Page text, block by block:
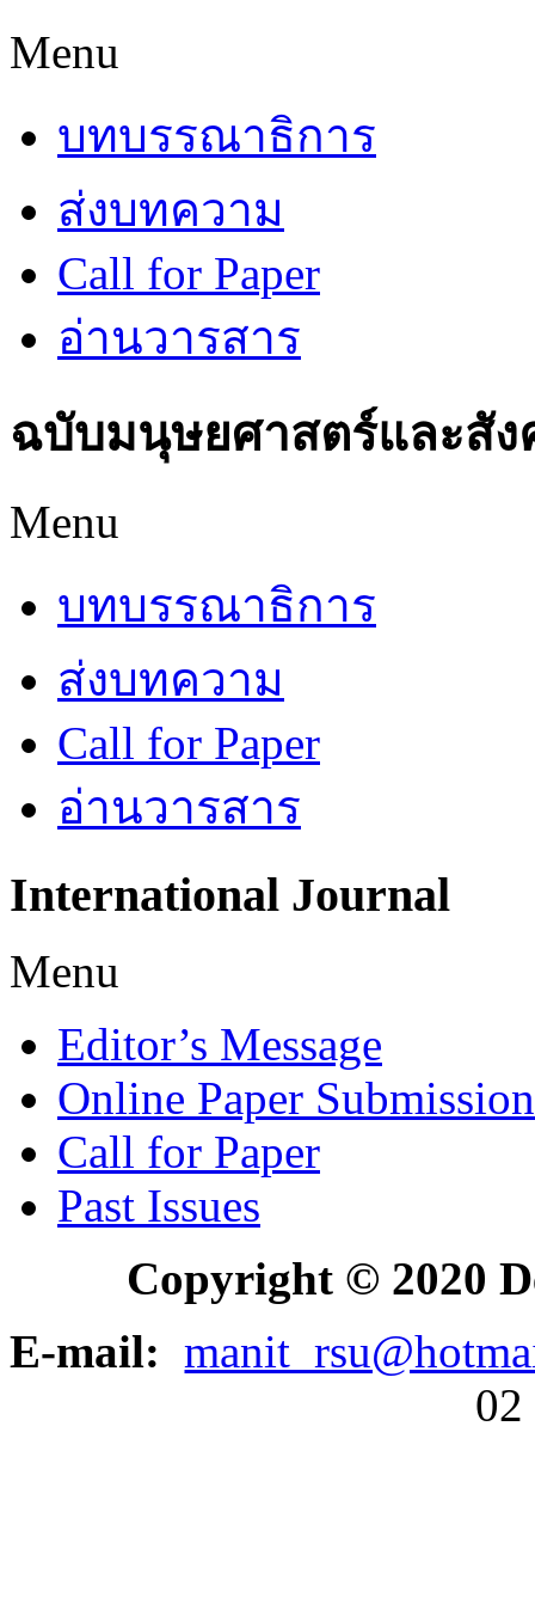
Menu
บทบรรณาธิการ
ส่งบทความ
Call for Paper
อ่านวารสาร
ฉบับมนุษยศาสตร์และสัง
Menu
บทบรรณาธิการ
ส่งบทความ
Call for Paper
อ่านวารสาร
International Journal
Menu
Editor’s Message
Online Paper Submission
Call for Paper
Past Issues
Copyright © 2020
E-mail:
02